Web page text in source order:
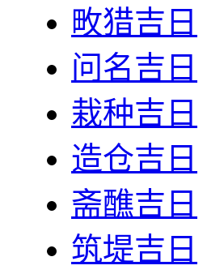
畋猎吉日
问名吉日
栽种吉日
造仓吉日
斋醮吉日
筑堤吉日